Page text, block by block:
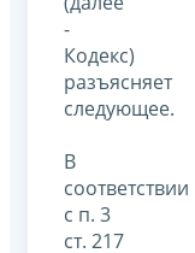
-
Кодекс)
разъясняет
следующее.
В
соответствии
с п. 3
ст. 217